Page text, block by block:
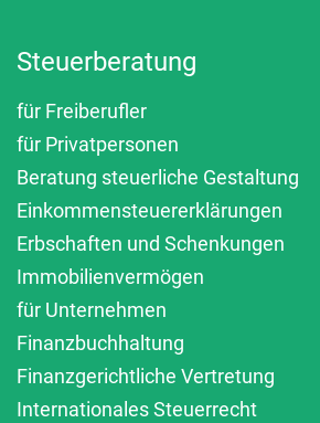
Steuerberatung
für Freiberufler
für Privatpersonen
Beratung steuerliche Gestaltung
Einkommensteuererklärungen
Erbschaften und Schenkungen
Immobilienvermögen
für Unternehmen
Finanzbuchhaltung
Finanzgerichtliche Vertretung
Internationales Steuerrecht